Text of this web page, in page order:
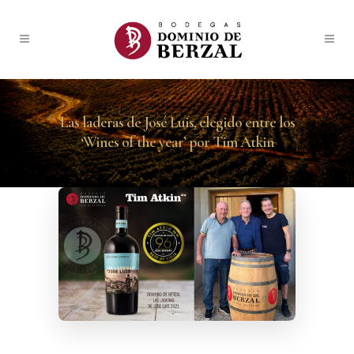
Las laderas de José Luis, elegido entre los
‘Wines of the year’ por Tim Atkin